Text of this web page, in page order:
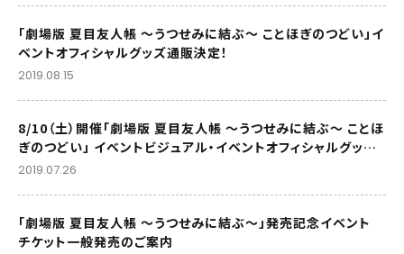
「劇場版 夏目友人帳 ～うつせみに結ぶ～ ことほぎのつどい」イ
ベントオフィシャルグッズ通販決定！
2019.08.15
8/10（土）開催「劇場版 夏目友人帳 ～うつせみに結ぶ～ ことほ
ぎのつどい」 イベントビジュアル・イベントオフィシャルグッズ
情報を公開！
2019.07.26
「劇場版 夏目友人帳 ～うつせみに結ぶ～」発売記念イベント
チケット一般発売のご案内